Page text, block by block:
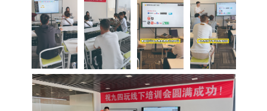
聚合版联运系统
手游联运系统聚合版，全
新UI界面设计，功能模块
重新划分